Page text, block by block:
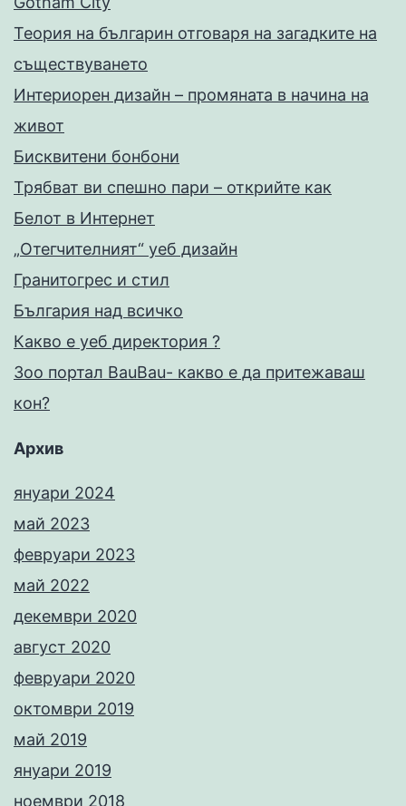
Теория на българин отговаря на загадките на
съществуването
Интериорен дизайн – промяната в начина на
живот
Бисквитени бонбони
Трябват ви спешно пари – открийте как
Белот в Интернет
„Отегчителният“ уеб дизайн
Гранитогрес и стил
България над всичко
Какво е уеб директория ?
Зоо портал BauBau- какво е да притежаваш
кон?
Архив
януари 2024
май 2023
февруари 2023
май 2022
декември 2020
август 2020
февруари 2020
октомври 2019
май 2019
януари 2019
ноември 2018